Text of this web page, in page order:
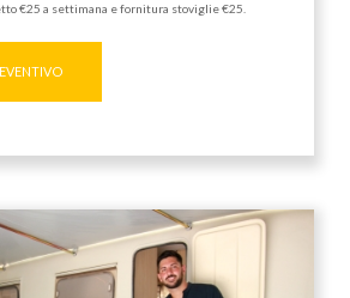
€25 a settimana e fornitura stoviglie €25.